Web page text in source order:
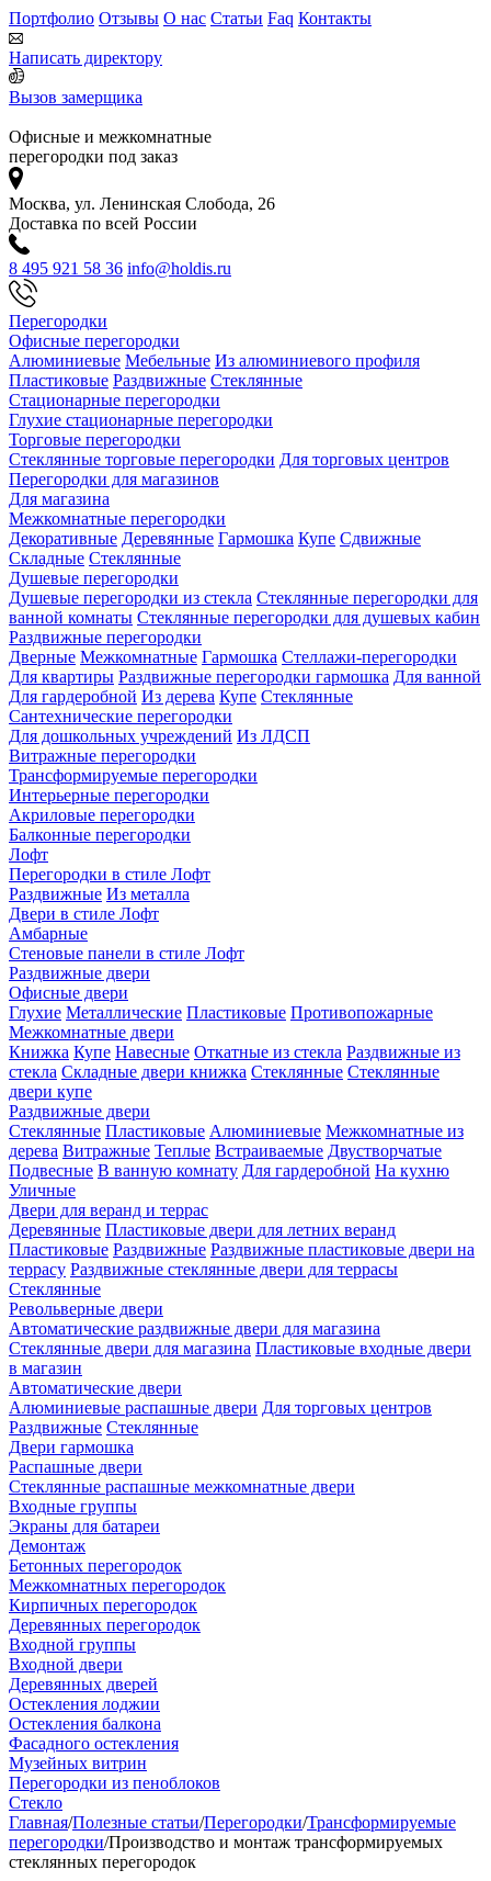
Портфолио Отзывы О нас Статьи Faq Контакты
Написать директору
Вызов замерщика
Офисные и межкомнатные
перегородки под заказ
Москва, ул. Ленинская Слобода, 26
Доставка по всей России
8 495 921 58 36 info@holdis.ru
Перегородки
Офисные перегородки
Алюминиевые Мебельные Из алюминиевого профиля
Пластиковые Раздвижные Стеклянные
Стационарные перегородки
Глухие стационарные перегородки
Торговые перегородки
Стеклянные торговые перегородки Для торговых центров
Перегородки для магазинов
Для магазина
Межкомнатные перегородки
Декоративные Деревянные Гармошка Купе Сдвижные
Складные Стеклянные
Душевые перегородки
Душевые перегородки из стекла Стеклянные перегородки для
ванной комнаты Стеклянные перегородки для душевых кабин
Раздвижные перегородки
Дверные Межкомнатные Гармошка Стеллажи-перегородки
Для квартиры Раздвижные перегородки гармошка Для ванной
Для гардеробной Из дерева Купе Стеклянные
Сантехнические перегородки
Для дошкольных учреждений Из ЛДСП
Витражные перегородки
Трансформируемые перегородки
Интерьерные перегородки
Акриловые перегородки
Балконные перегородки
Лофт
Перегородки в стиле Лофт
Раздвижные Из металла
Двери в стиле Лофт
Амбарные
Стеновые панели в стиле Лофт
Раздвижные двери
Офисные двери
Глухие Металлические Пластиковые Противопожарные
Межкомнатные двери
Книжка Купе Навесные Откатные из стекла Раздвижные из
стекла Складные двери книжка Стеклянные Стеклянные
двери купе
Раздвижные двери
Стеклянные Пластиковые Алюминиевые Межкомнатные из
дерева Витражные Теплые Встраиваемые Двустворчатые
Подвесные В ванную комнату Для гардеробной На кухню
Уличные
Двери для веранд и террас
Деревянные Пластиковые двери для летних веранд
Пластиковые Раздвижные Раздвижные пластиковые двери на
террасу Раздвижные стеклянные двери для террасы
Стеклянные
Револьверные двери
Автоматические раздвижные двери для магазина
Стеклянные двери для магазина Пластиковые входные двери
в магазин
Автоматические двери
Алюминиевые распашные двери Для торговых центров
Раздвижные Стеклянные
Двери гармошка
Распашные двери
Стеклянные распашные межкомнатные двери
Входные группы
Экраны для батареи
Демонтаж
Бетонных перегородок
Межкомнатных перегородок
Кирпичных перегородок
Деревянных перегородок
Входной группы
Входной двери
Деревянных дверей
Остекления лоджии
Остекления балкона
Фасадного остекления
Музейных витрин
Перегородки из пеноблоков
Стекло
Главная/Полезные статьи/Перегородки/Трансформируемые
перегородки/Производство и монтаж трансформируемых
стеклянных перегородок